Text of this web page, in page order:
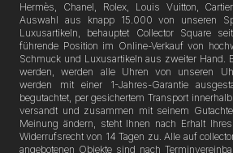
Hermès, Chanel, Rolex, Louis Vuitton,
Auswahl aus knapp 15.000 von unseren
Luxusartikeln, behauptet Collector Square
führende Position im Online-Verkauf von
Schmuck und Luxusartikeln aus zweiter Hand.
werden, werden alle Uhren von unseren
werden mit einer 1-Jahres-Garantie
begutachtet, per gesichertem Transport
versandt und zusammen mit seinem
Meinung ändern, steht Ihnen nach Erhalt
Widerrufsrecht von 14 Tagen zu. Alle auf
angebotenen Objekte sind nach